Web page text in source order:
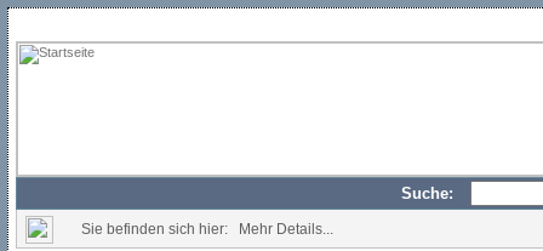
Suche:
Sie befinden sich hier: Mehr Details...